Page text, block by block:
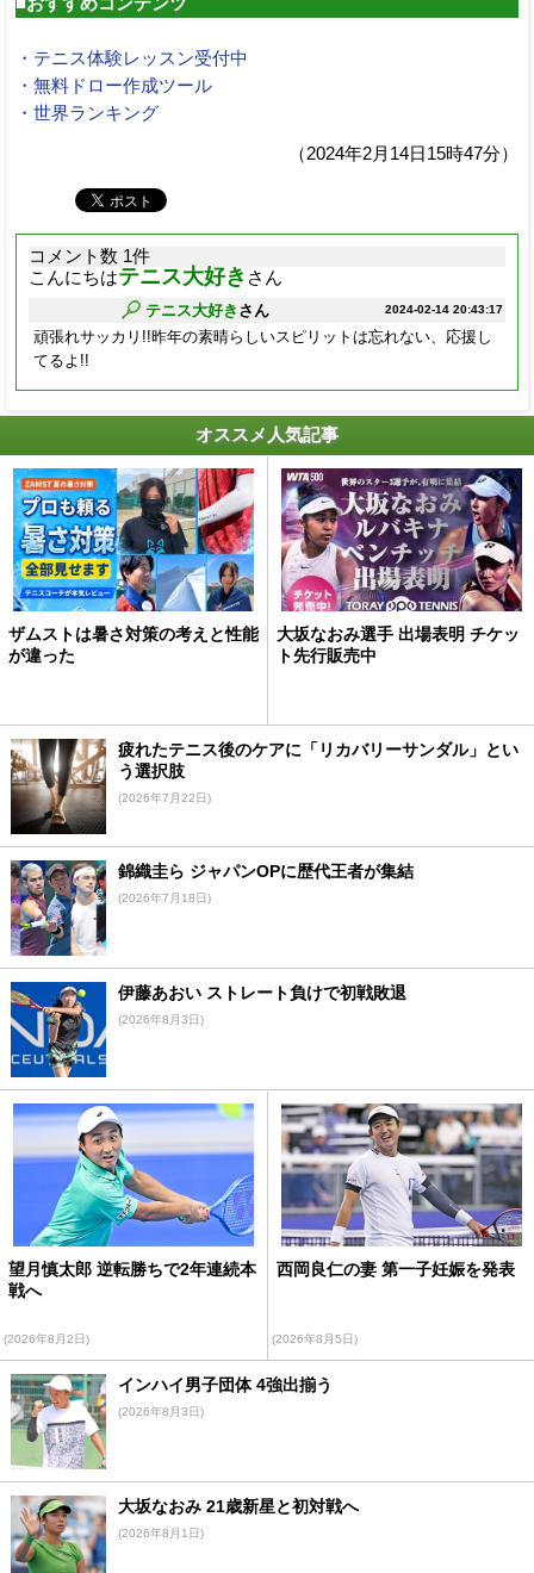
・テニス体験レッスン受付中
・無料ドロー作成ツール
・世界ランキング
（2024年2月14日15時47分）
コメント数 1件
こんにちはテニス大好き さん
2024-02-14 20:43:17
テニス大好き さん
頑張れサッカリ!!昨年の素晴らしいスピリットは忘れない、応援し
てるよ!!
オススメ人気記事
ザムストは暑さ対策の考えと性能
が違った
大坂なおみ選手 出場表明 チケッ
ト先行販売中
疲れたテニス後のケアに「リカバリーサンダル」とい
う選択肢
(2026年7月22日)
錦織圭ら ジャパンOPに歴代王者が集結
(2026年7月18日)
伊藤あおい ストレート負けで初戦敗退
(2026年8月3日)
望月慎太郎 逆転勝ちで2年連続本
戦へ
(2026年8月2日)
西岡良仁の妻 第一子妊娠を発表
(2026年8月5日)
インハイ男子団体 4強出揃う
(2026年8月3日)
大坂なおみ 21歳新星と初対戦へ
(2026年8月1日)